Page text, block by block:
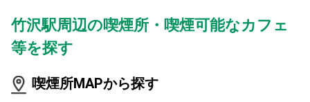
竹沢駅周辺の喫煙所・喫煙可能なカフェ
等を探す
喫煙所MAPから探す